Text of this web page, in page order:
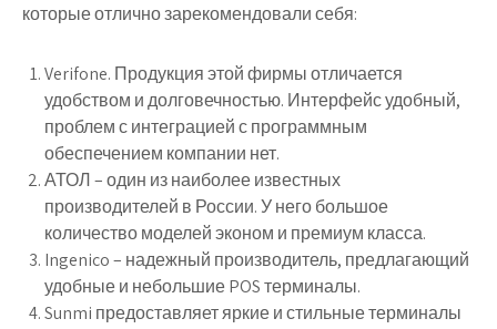
которые отлично зарекомендовали себя:
Verifone. Продукция этой фирмы отличается
удобством и долговечностью. Интерфейс удобный,
проблем с интеграцией с программным
обеспечением компании нет.
АТОЛ – один из наиболее известных
производителей в России. У него большое
количество моделей эконом и премиум класса.
Ingenico – надежный производитель, предлагающий
удобные и небольшие POS терминалы.
Sunmi предоставляет яркие и стильные терминалы